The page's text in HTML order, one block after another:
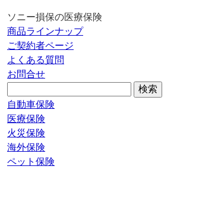
ソニー損保の医療保険
商品ラインナップ
ご契約者ページ
よくある質問
お問合せ
自動車保険
医療保険
火災保険
海外保険
ペット保険